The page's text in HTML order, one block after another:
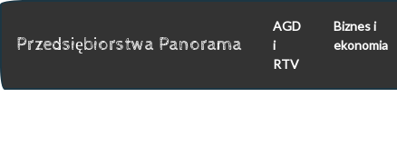
Przedsiębiorstwa Panorama
AGD
i
RTV
Biznes i
ekonomia